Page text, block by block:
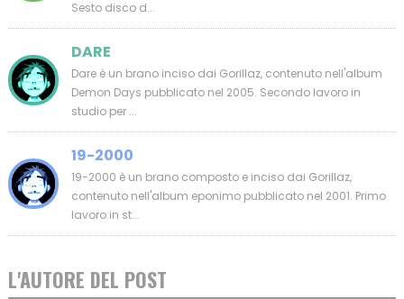
Sesto disco d...
DARE
Dare è un brano inciso dai Gorillaz, contenuto nell'album
Demon Days pubblicato nel 2005. Secondo lavoro in
studio per ...
19-2000
19-2000 è un brano composto e inciso dai Gorillaz,
contenuto nell'album eponimo pubblicato nel 2001. Primo
lavoro in st...
L'AUTORE DEL POST